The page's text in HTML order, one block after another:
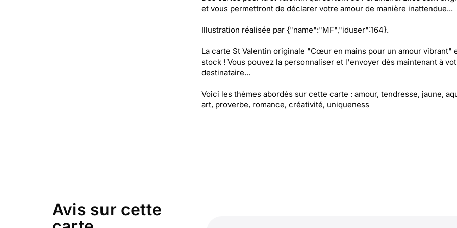
et vous permettront de déclarer votre amour de manière inattendue...
Illustration réalisée par {"name":"MF","iduser":164}.
La carte St Valentin originale "Cœur en mains pour un amour vibrant"
stock ! Vous pouvez la personnaliser et l'envoyer dès maintenant à
destinataire...
Voici les thèmes abordés sur cette carte : amour, tendresse, jaune,
art, proverbe, romance, créativité, uniqueness
Avis sur cette